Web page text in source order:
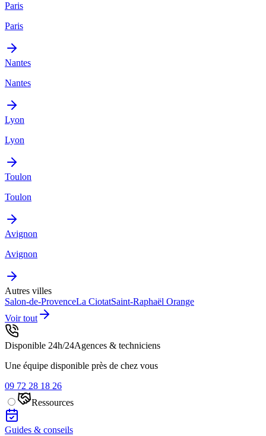
Paris
Paris
Nantes
Nantes
Lyon
Lyon
Toulon
Toulon
Avignon
Avignon
Autres villes
Salon-de-ProvenceLa CiotatSaint-Raphaël Orange
Voir tout
Disponible 24h/24Agences & techniciens
Une équipe disponible près de chez vous
09 72 28 18 26
Ressources
Guides & conseils